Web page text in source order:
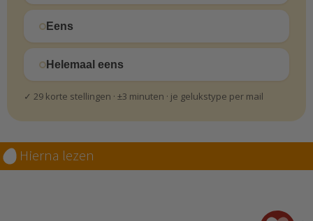
Eens
Helemaal eens
✓ 29 korte stellingen · ±3 minuten · je gelukstype per mail
Hierna lezen